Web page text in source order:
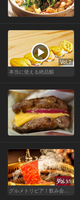
Vol.7
本当に使える絶品鮨
Vol.11
グルメトリビア！飲み会やデートで会話のネタになるQ＆A